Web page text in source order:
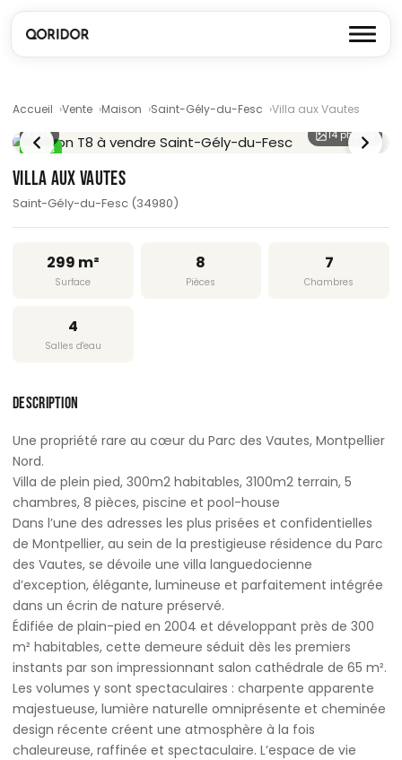
Accueil Vente Maison Saint-Gély-du-Fesc Villa aux Vautes
DPE B
/ 14 14 photos
VILLA AUX VAUTES
Saint-Gély-du-Fesc (34980)
299 m²
Surface
8
Pièces
7
Chambres
4
Salles d'eau
DESCRIPTION
Une propriété rare au cœur du Parc des Vautes, Montpellier
Nord.
Villa de plein pied, 300m2 habitables, 3100m2 terrain, 5
chambres, 8 pièces, piscine et pool-house
Dans l’une des adresses les plus prisées et confidentielles
de Montpellier, au sein de la prestigieuse résidence du Parc
des Vautes, se dévoile une villa languedocienne
d’exception, élégante, lumineuse et parfaitement intégrée
dans un écrin de nature préservé.
Édifiée de plain-pied en 2004 et développant près de 300
m² habitables, cette demeure séduit dès les premiers
instants par son impressionnant salon cathédrale de 65 m².
Les volumes y sont spectaculaires : charpente apparente
majestueuse, lumière naturelle omniprésente et cheminée
design récente créent une atmosphère à la fois
chaleureuse, raffinée et spectaculaire. L’espace de vie